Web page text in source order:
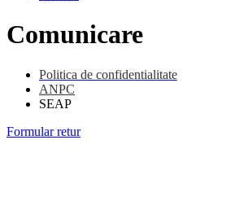
Comunicare
Politica de confidentialitate
ANPC
SEAP
Formular retur